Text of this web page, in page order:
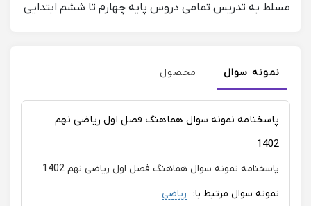
مسلط به تدریس تمامی دروس پایه چهارم تا ششم ابتدایی
نمونه سوال محصول
پاسخنامه نمونه سوال هماهنگ فصل اول ریاضی نهم
1402
پاسخنامه نمونه سوال هماهنگ فصل اول ریاضی نهم 1402
نمونه سوال مرتبط با: ریاضی